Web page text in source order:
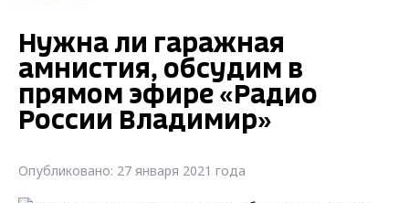
Нужна ли гаражная
амнистия, обсудим в
прямом эфире «Радио
России Владимир»
Опубликовано: 27 января 2021 года